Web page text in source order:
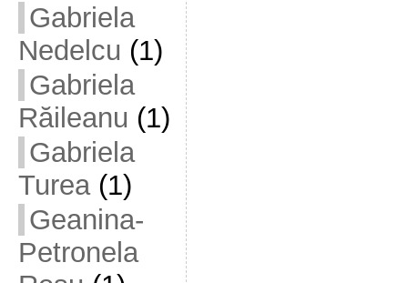
Gabriela
Nedelcu (1)
Gabriela
Răileanu (1)
Gabriela
Turea(1)
Geanina-
Petronela